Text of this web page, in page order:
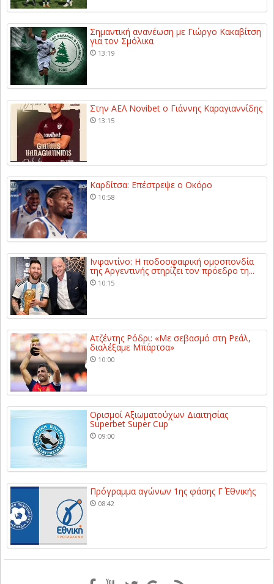
Σημαντική ανανέωση με Γιώργο Κακαβίτση
για τον Σμόλικα
13:19
Στην ΑΕΛ Novibet ο Γιάννης Καραγιαννίδης
13:15
Καρδίτσα: Επέστρεψε ο Οκόρο
10:58
Ινφαντίνο: Η ποδοσφαιρική ομοσπονδία
της Αργεντινής στηρίζει τον πρόεδρο τη...
10:15
Ατζέντης Ρόδρι: «Με σεβασμό στη Ρεάλ,
διαλέξαμε Μπάρτσα»
10:00
Ορισμοί Αξιωματούχων Διαιτησίας
Superbet Super Cup
09:00
Πρόγραμμα αγώνων 1ης φάσης Γ΄ Εθνικής
08:42